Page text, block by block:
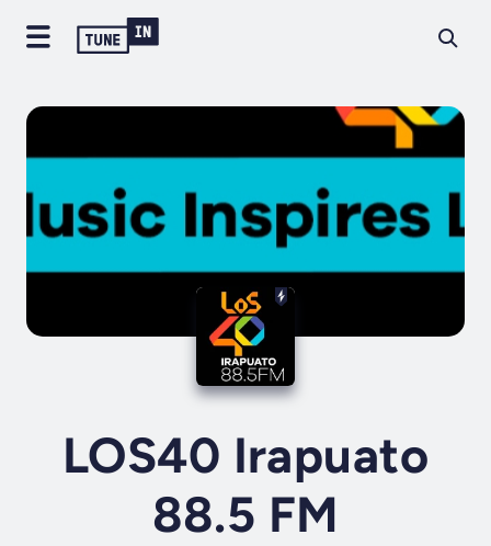
LOS40 Irapuato
88.5 FM